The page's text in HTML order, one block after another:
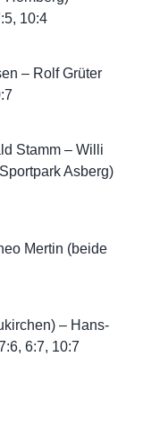
10:4
– Rolf Grüter
Stamm – Willi
Asberg)
Mertin (beide
– Hans-
6:7, 10:7